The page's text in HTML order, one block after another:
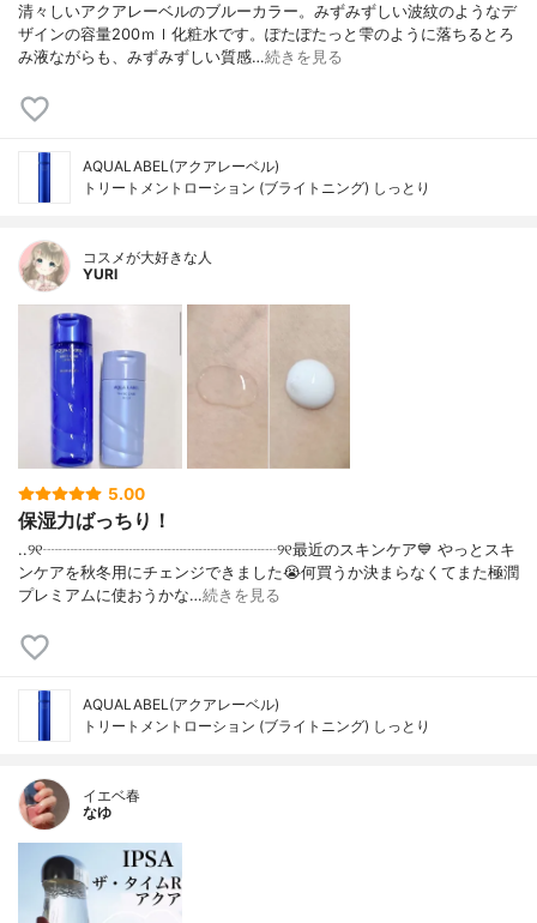
清々しいアクアレーベルのブルーカラー。みずみずしい波紋のようなデ
ザインの容量200ｍｌ化粧水です。ぽたぽたっと雫のように落ちるとろ
み液ながらも、みずみずしい質感…続きを見る
AQUALABEL(アクアレーベル)
トリートメントローション (ブライトニング) しっとり
コスメが大好きな人
YURI
5.00
保湿力ばっちり！
..୨୧┈┈┈┈┈┈┈┈┈┈┈┈┈┈┈୨୧最近のスキンケア💙 やっとスキ
ンケアを秋冬用にチェンジできました😭何買うか決まらなくてまた極潤
プレミアムに使おうかな…続きを見る
AQUALABEL(アクアレーベル)
トリートメントローション (ブライトニング) しっとり
イエベ春
なゆ